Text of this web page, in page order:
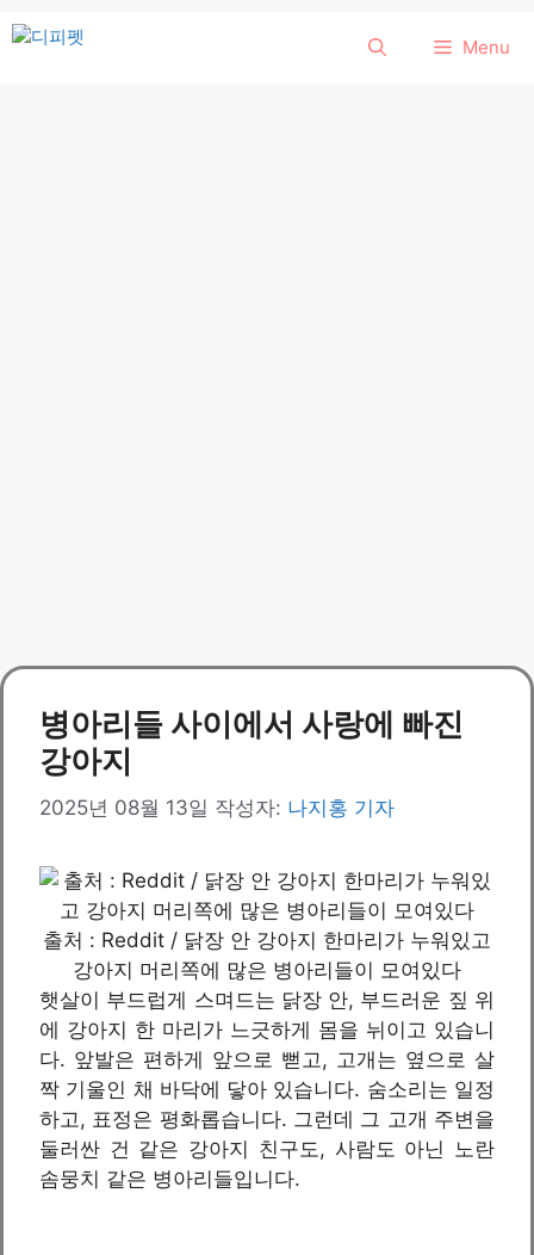
컨
Menu
병아리들 사이에서 사랑에 빠진
강아지
2025년 08월 13일 작성자: 나지홍 기자
출처 : Reddit / 닭장 안 강아지 한마리가 누워있고
강아지 머리쪽에 많은 병아리들이 모여있다
햇살이 부드럽게 스며드는 닭장 안, 부드러운 짚 위
에 강아지 한 마리가 느긋하게 몸을 뉘이고 있습니
다. 앞발은 편하게 앞으로 뻗고, 고개는 옆으로 살
짝 기울인 채 바닥에 닿아 있습니다. 숨소리는 일정
하고, 표정은 평화롭습니다. 그런데 그 고개 주변을
둘러싼 건 같은 강아지 친구도, 사람도 아닌 노란
솜뭉치 같은 병아리들입니다.